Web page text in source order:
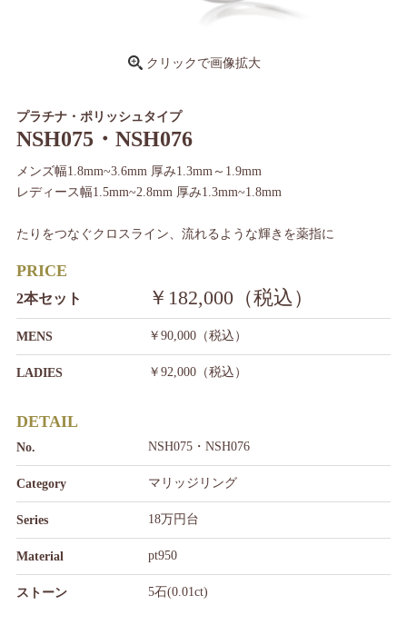
クリックで画像拡大
プラチナ・ポリッシュタイプ
NSH075・NSH076
メンズ幅1.8mm~3.6mm 厚み1.3mm～1.9mm
レディース幅1.5mm~2.8mm 厚み1.3mm~1.8mm
たりをつなぐクロスライン、流れるような輝きを薬指に
PRICE
2本セット ￥182,000（税込）
MENS ￥90,000（税込）
LADIES ￥92,000（税込）
DETAIL
No. NSH075・NSH076
Category マリッジリング
Series 18万円台
Material pt950
ストーン 5石(0.01ct)